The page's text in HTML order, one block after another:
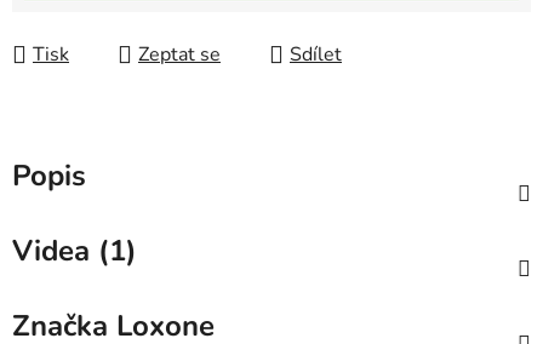
Tisk Zeptat se Sdílet
Popis
Videa (1)
Značka Loxone